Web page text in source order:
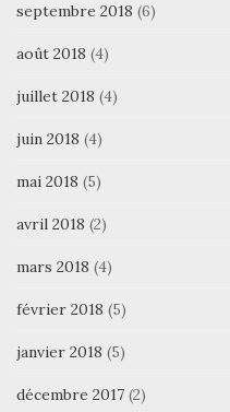
septembre 2018 (6)
août 2018 (4)
juillet 2018 (4)
juin 2018 (4)
mai 2018 (5)
avril 2018 (2)
mars 2018 (4)
février 2018 (5)
janvier 2018 (5)
décembre 2017 (2)